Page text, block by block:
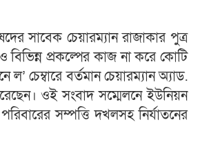
সাবেক চেয়ারম্যান রাজাকার পুত্র
বিভিন্ন প্রকল্পের কাজ না করে কোটি
চেম্বারে বর্তমান চেয়ারম্যান অ্যাড.
ওই সংবাদ সম্মেলনে ইউনিয়ন
সম্পত্তি দখলসহ নির্যাতনের